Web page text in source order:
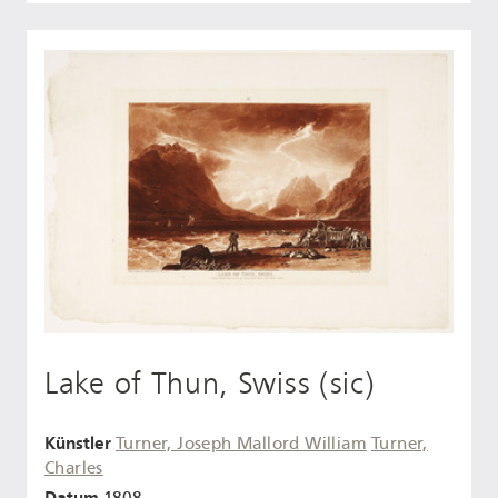
Lake of Thun, Swiss (sic)
Künstler Turner, Joseph Mallord William Turner,
Charles